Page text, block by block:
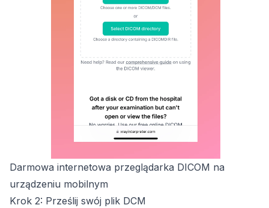
Darmowa internetowa przeglądarka DICOM na
urządzeniu mobilnym
Krok 2: Prześlij swój plik DCM